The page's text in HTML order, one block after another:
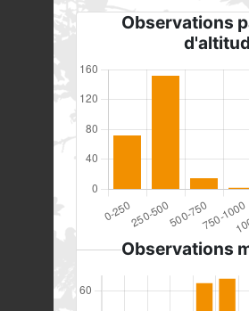
Observations
Observations